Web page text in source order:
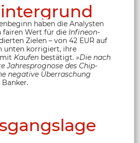
haben die Analysten
fairen Wert für die Infineon-
Zielen – von 42 EUR auf
unten korrigiert, ihre
Kaufen bestätigt. »Die nach
Jahresprognose des Chip-
negative Überraschung
Banker.